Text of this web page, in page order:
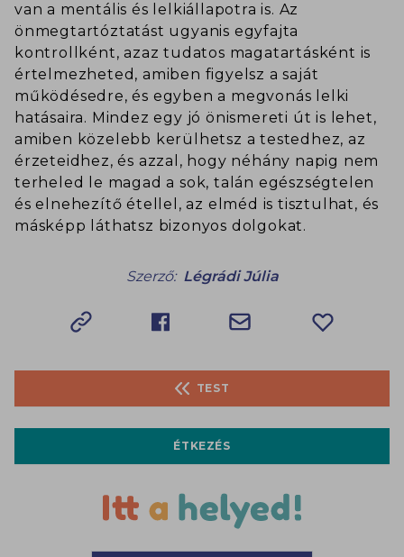
van a mentális és lelkiállapotra is. Az
önmegtartóztatást ugyanis egyfajta
kontrollként, azaz tudatos magatartásként is
értelmezheted, amiben figyelsz a saját
működésedre, és egyben a megvonás lelki
hatásaira. Mindez egy jó önismereti út is lehet,
amiben közelebb kerülhetsz a testedhez, az
érzeteidhez, és azzal, hogy néhány napig nem
terheled le magad a sok, talán egészségtelen
és elnehezítő étellel, az elméd is tisztulhat, és
másképp láthatsz bizonyos dolgokat.
Szerző: Légrádi Júlia
TEST
ÉTKEZÉS